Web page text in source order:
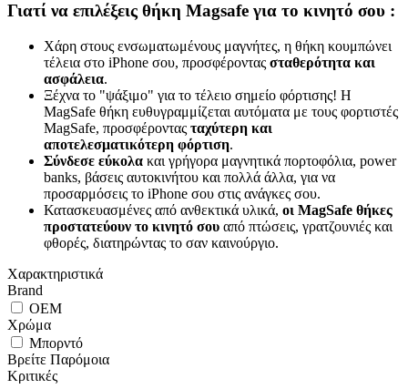
Γιατί να επιλέξεις θήκη Magsafe για το κινητό σου :
Χάρη στους ενσωματωμένους μαγνήτες, η θήκη κουμπώνει
τέλεια στο iPhone σου, προσφέροντας σταθερότητα και
ασφάλεια.
Ξέχνα το "ψάξιμο" για το τέλειο σημείο φόρτισης! Η
MagSafe θήκη ευθυγραμμίζεται αυτόματα με τους φορτιστές
MagSafe, προσφέροντας ταχύτερη και
αποτελεσματικότερη φόρτιση.
Σύνδεσε εύκολα και γρήγορα μαγνητικά πορτοφόλια, power
banks, βάσεις αυτοκινήτου και πολλά άλλα, για να
προσαρμόσεις το iPhone σου στις ανάγκες σου.
Κατασκευασμένες από ανθεκτικά υλικά, οι MagSafe θήκες
προστατεύουν το κινητό σου από πτώσεις, γρατζουνιές και
φθορές, διατηρώντας το σαν καινούργιο.
Χαρακτηριστικά
Brand
OEM
Χρώμα
Μπορντό
Βρείτε Παρόμοια
Κριτικές